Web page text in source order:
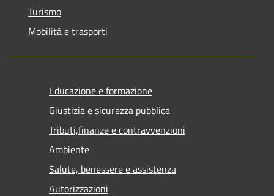
Turismo
Mobilità e trasporti
Educazione e formazione
Giustizia e sicurezza pubblica
Tributi,finanze e contravvenzioni
Ambiente
Salute, benessere e assistenza
Autorizzazioni